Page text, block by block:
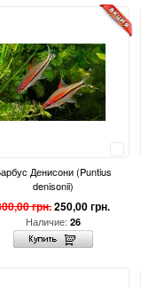
Денисони (Puntius
denisonii)
грн.250,00 грн.
Наличие: 26